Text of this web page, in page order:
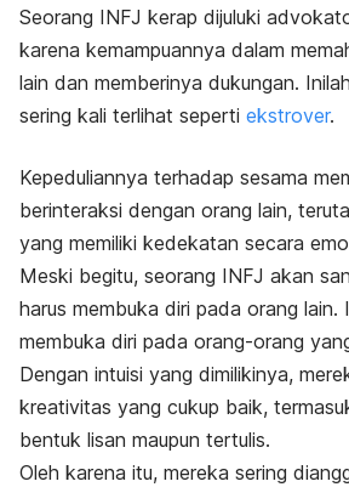
Seorang INFJ kerap dijuluki
karena kemampuannya dalam
lain dan memberinya dukungan.
sering kali terlihat seperti ekstrover.
Kepeduliannya terhadap sesama
berinteraksi dengan orang lain,
yang memiliki kedekatan secara
Meski begitu, seorang INFJ akan
harus membuka diri pada orang lain.
membuka diri pada orang-orang
Dengan intuisi yang dimilikinya,
kreativitas yang cukup baik,
bentuk lisan maupun tertulis.
Oleh karena itu, mereka sering